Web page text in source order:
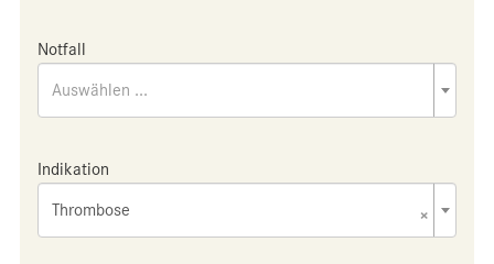
Notfall
Auswählen ...
Indikation
×
Thrombose